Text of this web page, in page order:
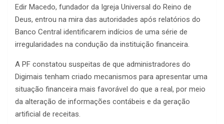
Edir Macedo, fundador da Igreja Universal do Reino de
Deus, entrou na mira das autoridades após relatórios do
Banco Central identificarem indícios de uma série de
irregularidades na condução da instituição financeira.
A PF constatou suspeitas de que administradores do
Digimais tenham criado mecanismos para apresentar uma
situação financeira mais favorável do que a real, por meio
da alteração de informações contábeis e da geração
artificial de receitas.